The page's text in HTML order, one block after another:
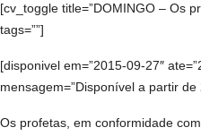
[cv_toggle title=”DOMINGO – Os
tags=””]
[disponivel em=”2015-09-27″
mensagem=”Disponível a partir
Os profetas, em conformidade